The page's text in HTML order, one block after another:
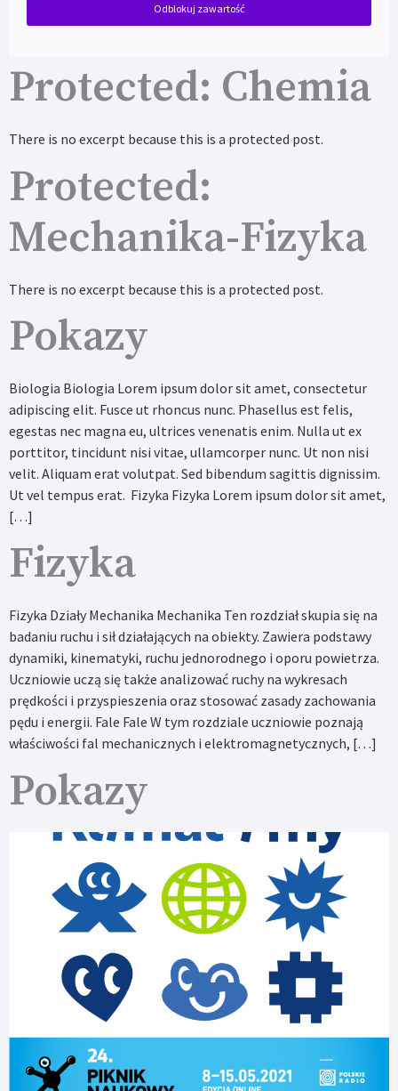
Odblokuj zawartość
Protected: Chemia
There is no excerpt because this is a protected post.
Protected:
Mechanika-Fizyka
There is no excerpt because this is a protected post.
Pokazy
Biologia Biologia Lorem ipsum dolor sit amet, consectetur
adipiscing elit. Fusce ut rhoncus nunc. Phasellus est felis,
egestas nec magna eu, ultrices venenatis enim. Nulla ut ex
porttitor, tincidunt nisi vitae, ullamcorper nunc. Ut non nisi
velit. Aliquam erat volutpat. Sed bibendum sagittis dignissim.
Ut vel tempus erat. Fizyka Fizyka Lorem ipsum dolor sit amet,
[…]
Fizyka
Fizyka Działy Mechanika Mechanika Ten rozdział skupia się na
badaniu ruchu i sił działających na obiekty. Zawiera podstawy
dynamiki, kinematyki, ruchu jednorodnego i oporu powietrza.
Uczniowie uczą się także analizować ruchy na wykresach
prędkości i przyspieszenia oraz stosować zasady zachowania
pędu i energii. Fale Fale W tym rozdziale uczniowie poznają
właściwości fal mechanicznych i elektromagnetycznych, […]
Pokazy